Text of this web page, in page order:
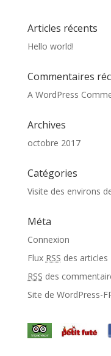
Articles récents
Hello world!
Commentaires
A WordPress
Archives
octobre 2017
Catégories
Visite des environs
Méta
Connexion
Flux RSS des articles
RSS des
Site de WordPress-